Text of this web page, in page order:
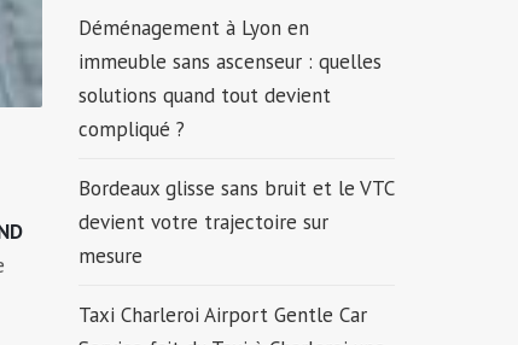
Déménagement à Lyon en
immeuble sans ascenseur : quelles
solutions quand tout devient
compliqué ?
Bordeaux glisse sans bruit et le VTC
devient votre trajectoire sur
mesure
Taxi Charleroi Airport Gentle Car